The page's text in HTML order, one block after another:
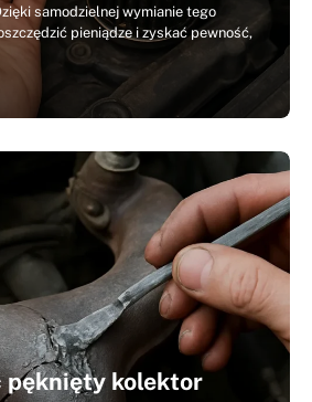
samodzielnej wymianie tego
pieniądze i zyskać pewność,
pęknięty kolektor